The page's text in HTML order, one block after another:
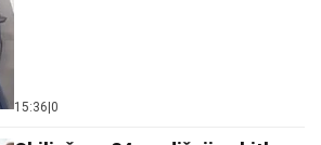
15:36 0